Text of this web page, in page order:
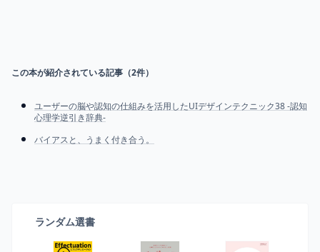
この本が紹介されている記事（2件）
ユーザーの脳や認知の仕組みを活用したUIデザインテクニック38 -認知
心理学逆引き辞典-
バイアスと、うまく付き合う。
ランダム選書